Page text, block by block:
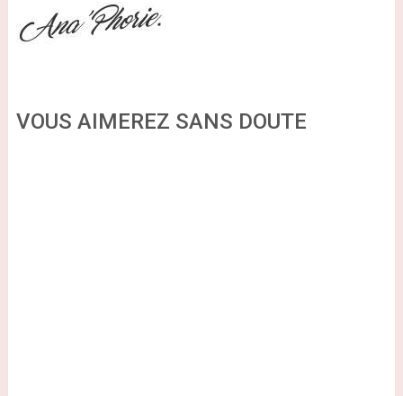
VOUS AIMEREZ SANS DOUTE